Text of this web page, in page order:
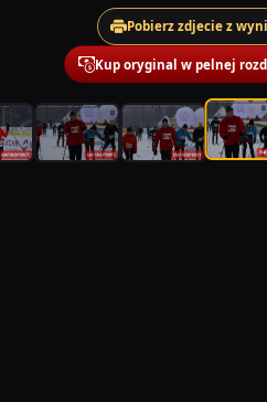
Pobierz zdjecie z
Kup oryginal w pelnej